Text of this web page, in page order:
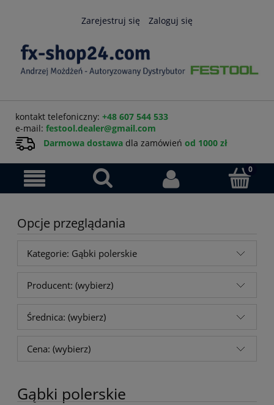
Zarejestruj się Zaloguj się
kontakt telefoniczny: +48 607 544 533
e-mail: festool.dealer@gmail.com
Darmowa dostawa dla zamówień od 1000 zł
Opcje przeglądania
Kategorie: Gąbki polerskie
Producent: (wybierz)
Średnica: (wybierz)
Cena: (wybierz)
Gąbki polerskie